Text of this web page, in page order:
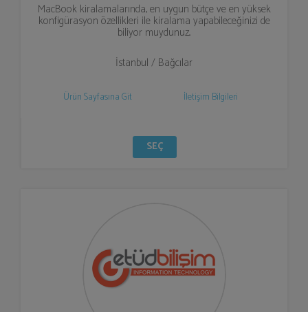
MacBook kiralamalarında, en uygun bütçe ve en yüksek
konfigürasyon özellikleri ile kiralama yapabileceğinizi de
biliyor muydunuz..
İstanbul / Bağcılar
Ürün Sayfasına Git İletişim Bilgileri
SEÇ